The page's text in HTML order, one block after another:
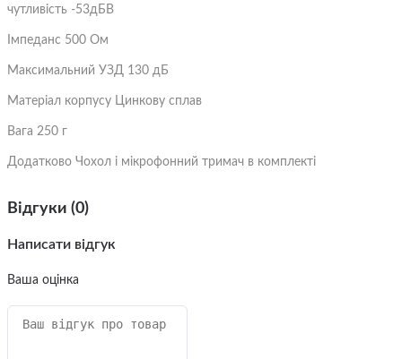
чутливість -53дБВ
Імпеданс 500 Ом
Максимальний УЗД 130 дБ
Матеріал корпусу Цинкову сплав
Вага 250 г
Додатково Чохол і мікрофонний тримач в комплекті
Відгуки (0)
Написати відгук
Ваша оцінка